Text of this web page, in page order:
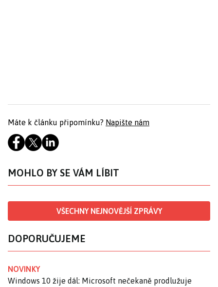
Máte k článku připomínku? Napište nám
MOHLO BY SE VÁM LÍBIT
VŠECHNY NEJNOVĚJŠÍ ZPRÁVY
DOPORUČUJEME
NOVINKY
Windows 10 žije dál: Microsoft nečekaně prodlužuje